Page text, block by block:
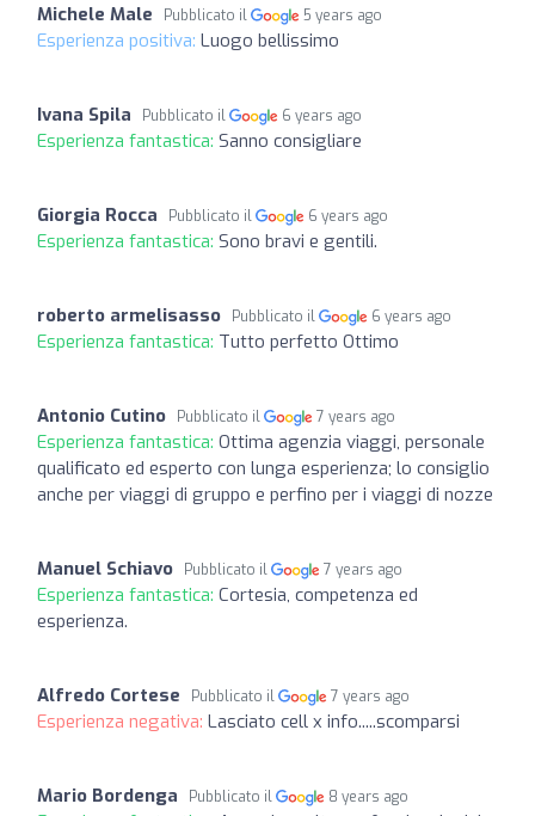
Michele Male Pubblicato il 5 years ago
Esperienza positiva: Luogo bellissimo
Ivana Spila Pubblicato il 6 years ago
Esperienza fantastica: Sanno consigliare
Giorgia Rocca Pubblicato il 6 years ago
Esperienza fantastica: Sono bravi e gentili.
roberto armelisasso Pubblicato il 6 years ago
Esperienza fantastica: Tutto perfetto Ottimo
Antonio Cutino Pubblicato il 7 years ago
Esperienza fantastica: Ottima agenzia viaggi, personale
qualificato ed esperto con lunga esperienza; lo consiglio
anche per viaggi di gruppo e perfino per i viaggi di nozze
Manuel Schiavo Pubblicato il 7 years ago
Esperienza fantastica: Cortesia, competenza ed
esperienza.
Alfredo Cortese Pubblicato il 7 years ago
Esperienza negativa: Lasciato cell x info.....scomparsi
Mario Bordenga Pubblicato il 8 years ago